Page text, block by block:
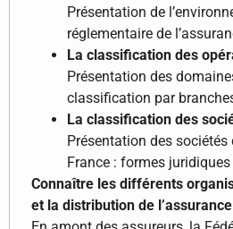
Présentation de
réglementaire de
La classification des
Présentation des
classification par
La classification des
Présentation des sociétés
France : formes
Connaître les différents
et la distribution de l’assurance